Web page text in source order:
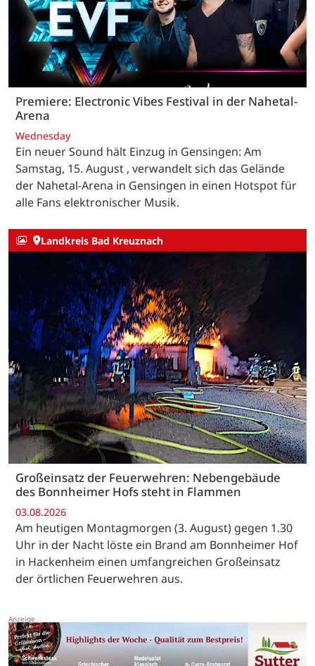
Premiere: Electronic Vibes Festival in der Nahetal-
Arena
Wednesday
Ein neuer Sound hält Einzug in Gensingen: Am
Samstag, 15. August , verwandelt sich das Gelände
der Nahetal-Arena in Gensingen in einen Hotspot für
alle Fans elektronischer Musik.
Landkreis Bad Kreuznach
Großeinsatz der Feuerwehren: Nebengebäude
des Bonnheimer Hofs steht in Flammen
03.08.2026
Am heutigen Montagmorgen (3. August) gegen 1.30
Uhr in der Nacht löste ein Brand am Bonnheimer Hof
in Hackenheim einen umfangreichen Großeinsatz
der örtlichen Feuerwehren aus.